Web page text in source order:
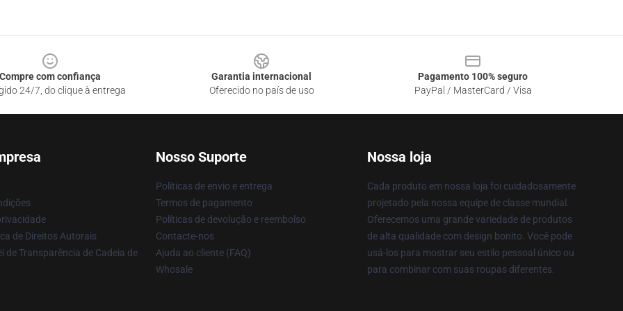
Compre com confiança
24/7, do clique à entrega
Garantia internacional
Oferecido no país de uso
Pagamento 100% seguro
PayPal / MasterCard / Visa
de Direitos Autorais
de Transparência de Cadeia de
Nosso Suporte
Políticas de envio e entrega
Termos de pagamento
Políticas de devolução e reembolso
Contacte-nos
Ajuda ao cliente (FAQ)
Whosale
Nossa loja
Cada produto em nossa loja foi cuidadosamente
projetado pela nossa equipe de classe mundial.
Oferecemos uma grande variedade de produtos
de alta qualidade com design bonito. Você pode
usá-los para mostrar seu estilo pessoal único ou
para combinar com suas roupas diferentes.